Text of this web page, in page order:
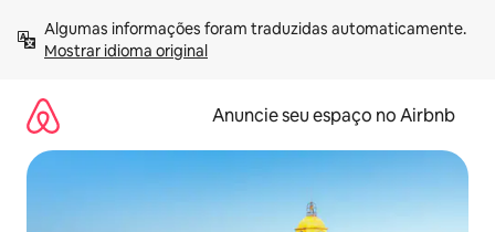
para
Mostrar idioma original
Anuncie seu espaço no Airbnb